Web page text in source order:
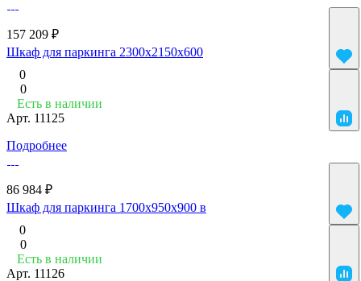
157 209 ₽
Шкаф для паркинга 2300x2150x600
0
0
Есть в наличии
Арт. 11125
Подробнее
86 984 ₽
Шкаф для паркинга 1700x950x900 в
0
0
Есть в наличии
Арт. 11126